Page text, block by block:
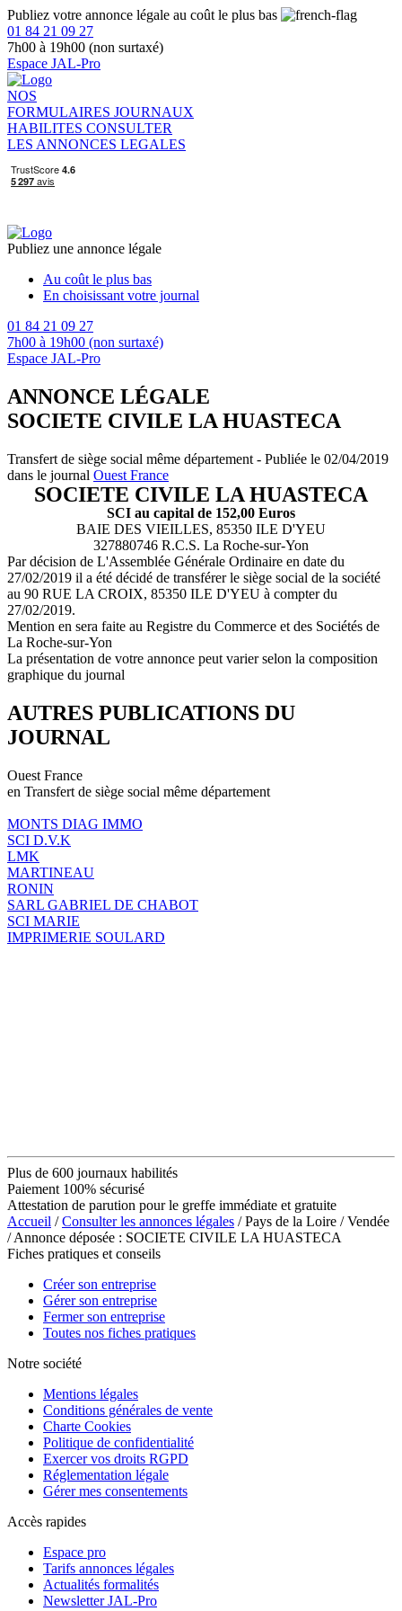
Publiez votre annonce légale au coût le plus bas
01 84 21 09 27
7h00 à 19h00 (non surtaxé)
Espace JAL-Pro
NOS
FORMULAIRES JOURNAUX
HABILITES CONSULTER
LES ANNONCES LEGALES
Publiez une annonce légale
Au coût le plus bas
En choisissant votre journal
01 84 21 09 27
7h00 à 19h00 (non surtaxé)
Espace JAL-Pro
ANNONCE LÉGALE
SOCIETE CIVILE LA HUASTECA
Transfert de siège social même département - Publiée le 02/04/2019
dans le journal Ouest France
SOCIETE CIVILE LA HUASTECA
SCI au capital de 152,00 Euros
BAIE DES VIEILLES, 85350 ILE D'YEU
327880746 R.C.S. La Roche-sur-Yon
Par décision de L'Assemblée Générale Ordinaire en date du
27/02/2019 il a été décidé de transférer le siège social de la société
au 90 RUE LA CROIX, 85350 ILE D'YEU à compter du
27/02/2019.
Mention en sera faite au Registre du Commerce et des Sociétés de
La Roche-sur-Yon
La présentation de votre annonce peut varier selon la composition
graphique du journal
AUTRES PUBLICATIONS DU
JOURNAL
Ouest France
en Transfert de siège social même département
MONTS DIAG IMMO
SCI D.V.K
LMK
MARTINEAU
RONIN
SARL GABRIEL DE CHABOT
SCI MARIE
IMPRIMERIE SOULARD
Plus de 600 journaux habilités
Paiement 100% sécurisé
Attestation de parution pour le greffe immédiate et gratuite
Accueil /Consulter les annonces légales / Pays de la Loire / Vendée
/ Annonce déposée : SOCIETE CIVILE LA HUASTECA
Fiches pratiques et conseils
Créer son entreprise
Gérer son entreprise
Fermer son entreprise
Toutes nos fiches pratiques
Notre société
Mentions légales
Conditions générales de vente
Charte Cookies
Politique de confidentialité
Exercer vos droits RGPD
Réglementation légale
Gérer mes consentements
Accès rapides
Espace pro
Tarifs annonces légales
Actualités formalités
Newsletter JAL-Pro